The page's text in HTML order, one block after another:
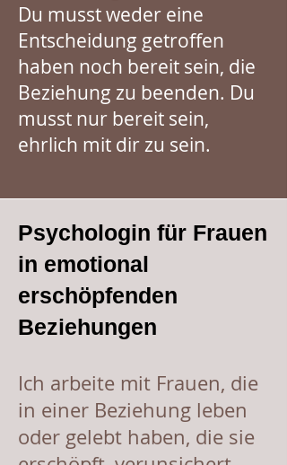
Du musst weder eine
Entscheidung getroffen
haben noch bereit sein, die
Beziehung zu beenden. Du
musst nur bereit sein,
ehrlich mit dir zu sein.
Psychologin für Frauen
in emotional
erschöpfenden
Beziehungen
Ich arbeite mit Frauen, die
in einer Beziehung leben
oder gelebt haben, die sie